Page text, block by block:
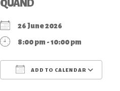
QUAND
26 June 2026
8:00 pm - 10:00 pm
ADD TO CALENDAR